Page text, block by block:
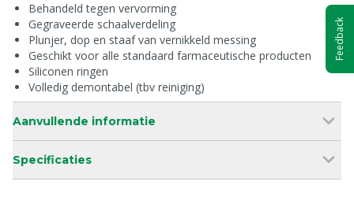
Behandeld tegen vervorming
Gegraveerde schaalverdeling
Plunjer, dop en staaf van vernikkeld messing
Geschikt voor alle standaard farmaceutische producten
Siliconen ringen
Volledig demontabel (tbv reiniging)
Aanvullende informatie
Specificaties
Feedback